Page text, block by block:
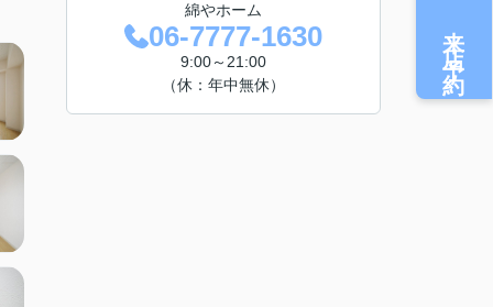
綿やホーム
06-7777-1630
9:00～21:00
（休：年中無休）
来店予約